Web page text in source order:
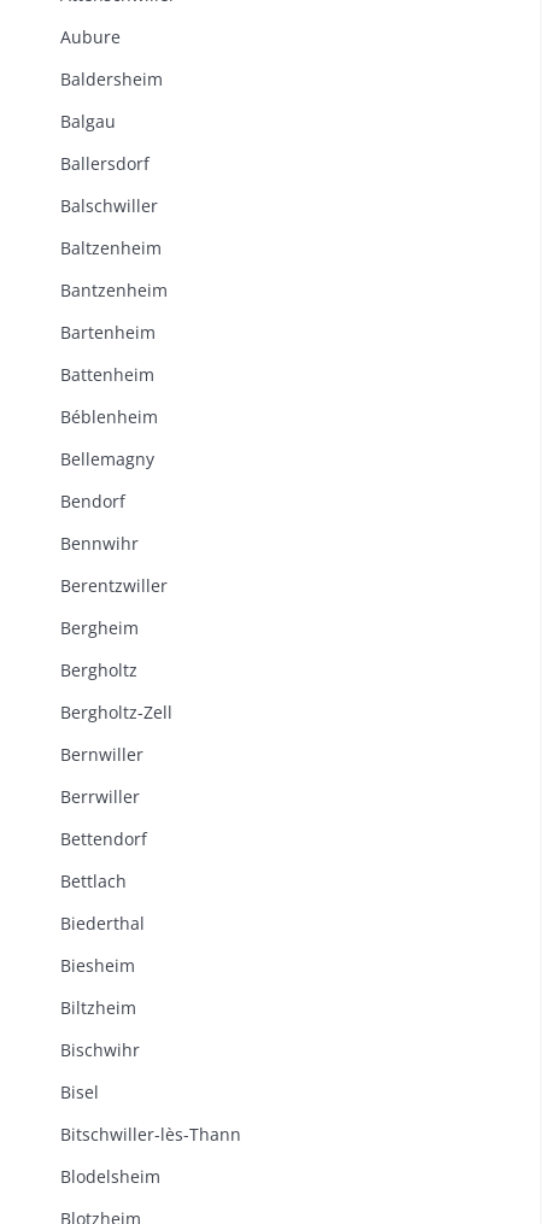
Aubure
Baldersheim
Balgau
Ballersdorf
Balschwiller
Baltzenheim
Bantzenheim
Bartenheim
Battenheim
Béblenheim
Bellemagny
Bendorf
Bennwihr
Berentzwiller
Bergheim
Bergholtz
Bergholtz-Zell
Bernwiller
Berrwiller
Bettendorf
Bettlach
Biederthal
Biesheim
Biltzheim
Bischwihr
Bisel
Bitschwiller-lès-Thann
Blodelsheim
Blotzheim